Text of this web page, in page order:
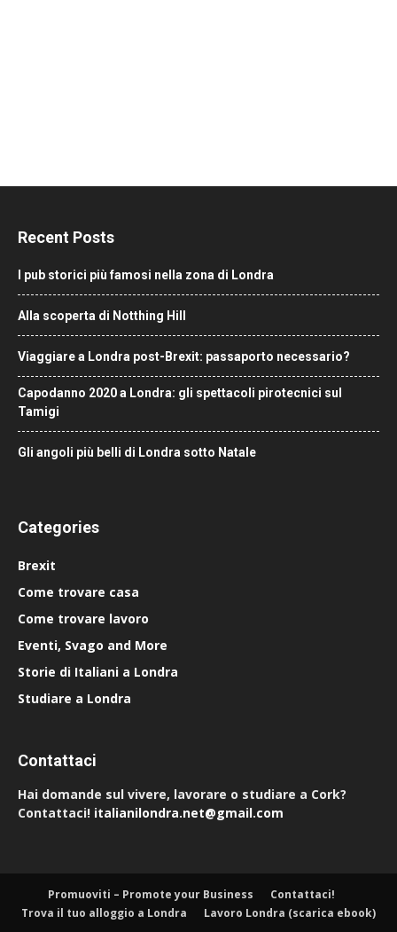
Recent Posts
I pub storici più famosi nella zona di Londra
Alla scoperta di Notthing Hill
Viaggiare a Londra post-Brexit: passaporto necessario?
Capodanno 2020 a Londra: gli spettacoli pirotecnici sul
Tamigi
Gli angoli più belli di Londra sotto Natale
Categories
Brexit
Come trovare casa
Come trovare lavoro
Eventi, Svago and More
Storie di Italiani a Londra
Studiare a Londra
Contattaci
Hai domande sul vivere, lavorare o studiare a Cork?
Contattaci! italianilondra.net@gmail.com
Promuoviti – Promote your Business
Contattaci!
Trova il tuo alloggio a Londra
Lavoro Londra (scarica ebook)